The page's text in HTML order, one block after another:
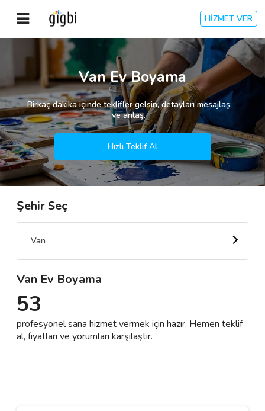
HİZMET VER
Anasayfa
Giriş Yap
Kayıt Ol
Kategoriler
🎈 Biz Kimiz?
🌟 Müşteri Değerlendirmeleri
Destek
İletişim
Van Ev Boyama
Birkaç dakika içinde teklifler gelsin, detayları mesajlaş
ve anlaş.
Hızlı Teklif Al
Şehir Seç
Van
Van Ev Boyama
53
profesyonel sana hizmet vermek için hazır. Hemen teklif
al, fiyatları ve yorumları karşılaştır.